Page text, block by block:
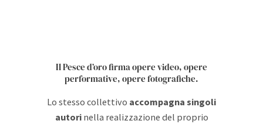
Il Pesce d’oro firma opere video, opere
performative, opere fotografiche.
Lo stesso collettivo accompagna singoli
autori nella realizzazione del proprio